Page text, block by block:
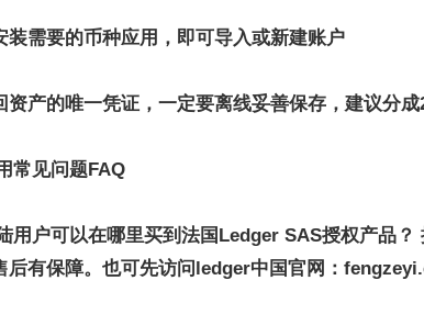
装需要的币种应用，即可导入或新建账户
资产的唯一凭证，一定要离线妥善保存，建议分
常见问题FAQ
用户可以在哪里买到法国Ledger SAS授权产品
后有保障。也可先访问ledger中国官网 ：